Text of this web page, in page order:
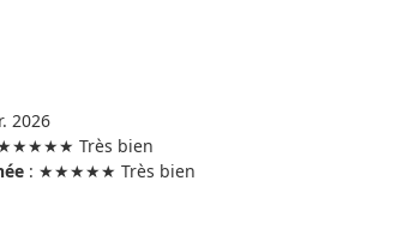
2026
Très bien
: ★★★★★ Très bien